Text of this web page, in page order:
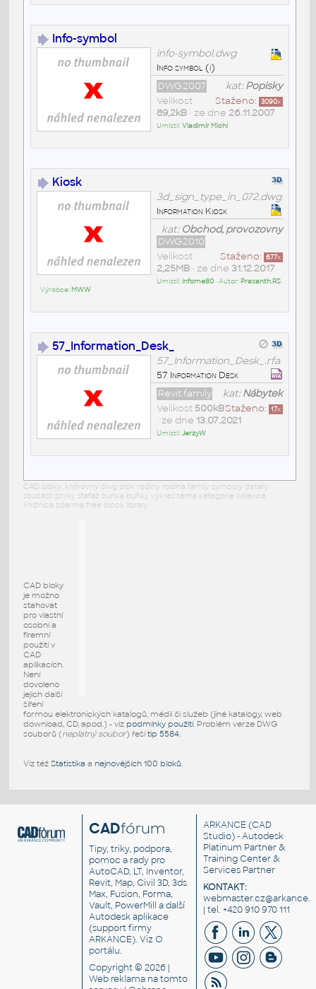
Info-symbol
info-symbol.dwg
Info symbol (i)
kat:Popisky
DWG2007
Staženo: 3090x
Velikost
89,2kB• ze dne 26.11.2007
Umístil:Vladimír Michl
Kiosk
3d_sign_type_in_072.dwg
Information Kiosk
kat: Obchod, provozovny
DWG2010
Staženo: 677x
Velikost
2,25MB• ze dne 31.12.2017
Umístil:infome80• Autor: Prasanth.RS
• Výrobce: MWW
57_Information_Desk_
57_Information_Desk_.rfa
57 Information Desk
kat:Nábytek
Revit family
Staženo: 17x
Velikost 500kB
• ze dne 13.07.2021
Umístil:JerzyW
CAD bloky: knihovny dwg blok rodiny rodina family symboly detaily
součásti prvky stafáž buňka buňky výkres téma kategorie kolekce
knižnica zdarma free block library
CAD bloky
je možno
stahovat
pro vlastní
osobní a
firemní
použití v
CAD
aplikacích.
Není
dovoleno
jejich další
šíření
formou elektronických katalogů, médií či služeb (jiné katalogy, web
download, CD, apod.) - viz podmínky použití. Problém verze DWG
souborů (neplatný soubor) řešítip 5584.
Viz též Statistika a nejnovějších 100 bloků.
CADfórum
Tipy, triky, podpora,
pomoc a rady pro
AutoCAD, LT, Inventor,
Revit, Map, Civil 3D, 3ds
Max, Fusion, Forma,
Vault, PowerMill a další
Autodesk aplikace
(support firmy
ARKANCE). VizO
portálu.
Copyright © 2026 |
Web reklama na tomto
ARKANCE (CAD
Studio) - Autodesk
Platinum Partner &
Training Center &
Services Partner
KONTAKT:
| tel. +420 910 970 111